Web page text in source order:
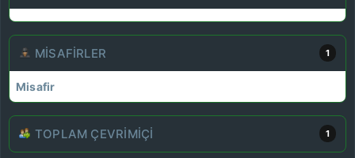
MISAFIRLER 1
Misafir
TOPLAM ÇEVRIMIÇI 1